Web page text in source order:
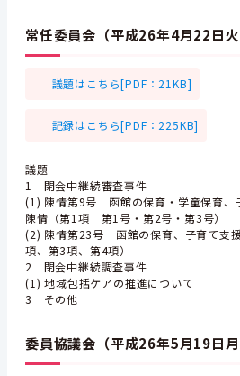
常任委員会（平成26年4月22日
議題はこちら[PDF：21KB]
記録はこちら[PDF：225KB]
議題
1 閉会中継続審査事件
(1) 陳情第9号 函館の保育・学童保育、
陳情（第1項 第1号・第2号・第3号）
(2) 陳情第23号 函館の保育、子育て支
項、第3項、第4項）
2 閉会中継続調査事件
(1) 地域包括ケアの推進について
3 その他
委員協議会（平成26年5月19日